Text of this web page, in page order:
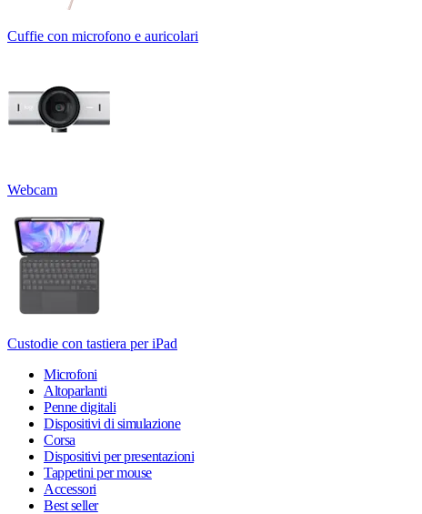
Cuffie con microfono e auricolari
Webcam
Custodie con tastiera per iPad
Microfoni
Altoparlanti
Penne digitali
Dispositivi di simulazione
Corsa
Dispositivi per presentazioni
Tappetini per mouse
Accessori
Best seller